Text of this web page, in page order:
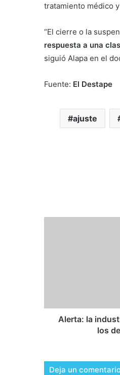
tratamiento médico
“El cierre o la
respuesta a una
siguió Alapa en el
Fuente: El Destape
ajuste
Alerta: la
los
Deja un